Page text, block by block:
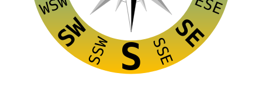
S
SE
SW SSE
SSW